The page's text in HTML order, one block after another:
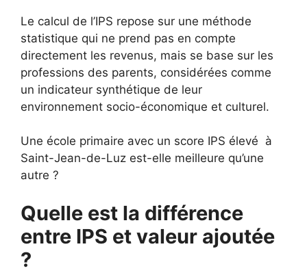
Le calcul de l’IPS repose sur une méthode
statistique qui ne prend pas en compte
directement les revenus, mais se base sur les
professions des parents, considérées comme
un indicateur synthétique de leur
environnement socio-économique et culturel.
Une école primaire avec un score IPS élevé à
Saint-Jean-de-Luz est-elle meilleure qu’une
autre ?
Quelle est la différence
entre IPS et valeur ajoutée
?